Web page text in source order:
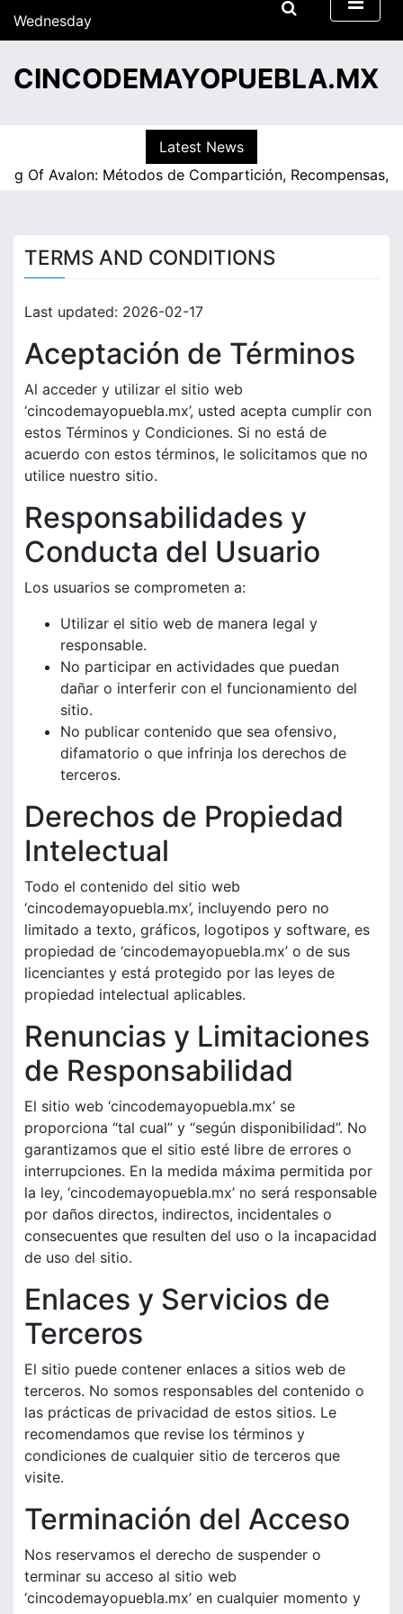
Wednesday
15/07/2026
07:41
CINCODEMAYOPUEBLA.MX
Latest News
Of Avalon: Métodos de Compartición, Recompensas,
TERMS AND CONDITIONS
Last updated: 2026-02-17
Aceptación de Términos
Al acceder y utilizar el sitio web
‘cincodemayopuebla.mx’, usted acepta cumplir con
estos Términos y Condiciones. Si no está de
acuerdo con estos términos, le solicitamos que no
utilice nuestro sitio.
Responsabilidades y
Conducta del Usuario
Los usuarios se comprometen a:
Utilizar el sitio web de manera legal y
responsable.
No participar en actividades que puedan
dañar o interferir con el funcionamiento del
sitio.
No publicar contenido que sea ofensivo,
difamatorio o que infrinja los derechos de
terceros.
Derechos de Propiedad
Intelectual
Todo el contenido del sitio web
‘cincodemayopuebla.mx’, incluyendo pero no
limitado a texto, gráficos, logotipos y software, es
propiedad de ‘cincodemayopuebla.mx’ o de sus
licenciantes y está protegido por las leyes de
propiedad intelectual aplicables.
Renuncias y Limitaciones
de Responsabilidad
El sitio web ‘cincodemayopuebla.mx’ se
proporciona “tal cual” y “según disponibilidad”. No
garantizamos que el sitio esté libre de errores o
interrupciones. En la medida máxima permitida por
la ley, ‘cincodemayopuebla.mx’ no será responsable
por daños directos, indirectos, incidentales o
consecuentes que resulten del uso o la incapacidad
de uso del sitio.
Enlaces y Servicios de
Terceros
El sitio puede contener enlaces a sitios web de
terceros. No somos responsables del contenido o
las prácticas de privacidad de estos sitios. Le
recomendamos que revise los términos y
condiciones de cualquier sitio de terceros que
visite.
Terminación del Acceso
Nos reservamos el derecho de suspender o
terminar su acceso al sitio web
‘cincodemayopuebla.mx’ en cualquier momento y